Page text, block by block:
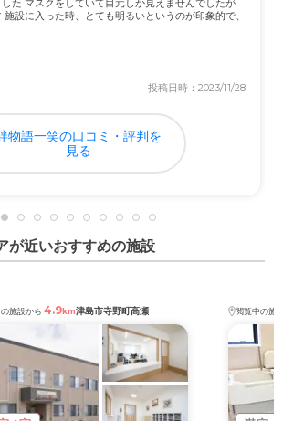
いし、身体が重たいので起こすのが大変
人は早いなと思いました。
くはないので不憫にはおもわなかったで
た マスクをしていて目元しか見えませんでしたが
設に入った時、とても明るいというのが印象的で、
投稿日時：2023/11/28
物語一笑の口コミ・評判を
見る
が近いおすすめの施設
施設から 4.9km津島市寺野町高瀬 閲覧中の施